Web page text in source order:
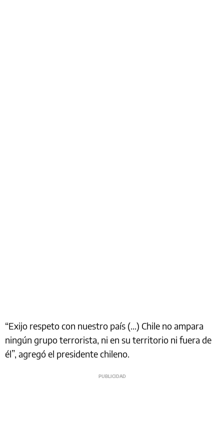
“Exijo respeto con nuestro país (...) Chile no ampara
ningún grupo terrorista, ni en su territorio ni fuera de
él”, agregó el presidente chileno.